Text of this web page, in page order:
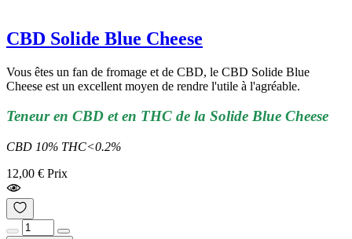
CBD Solide Blue Cheese
Vous êtes un fan de fromage et de CBD, le CBD Solide Blue
Cheese est un excellent moyen de rendre l'utile à l'agréable.
Teneur en CBD et en THC de la Solide Blue Cheese
CBD 10% THC<0.2%
12,00 € Prix